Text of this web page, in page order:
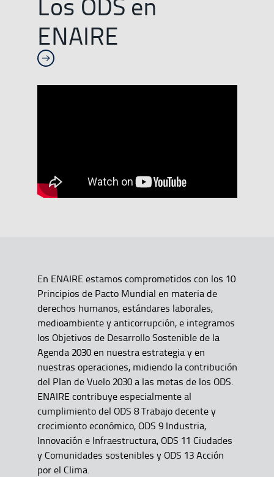
ENAIRE
En ENAIRE estamos comprometidos con los 10
Principios de Pacto Mundial en materia de
derechos humanos, estándares laborales,
medioambiente y anticorrupción, e integramos
los Objetivos de Desarrollo Sostenible de la
Agenda 2030 en nuestra estrategia y en
nuestras operaciones, midiendo la contribución
del Plan de Vuelo 2030 a las metas de los ODS.
ENAIRE contribuye especialmente al
cumplimiento del ODS 8 Trabajo decente y
crecimiento económico, ODS 9 Industria,
Innovación e Infraestructura, ODS 11 Ciudades
y Comunidades sostenibles y ODS 13 Acción
por el Clima.